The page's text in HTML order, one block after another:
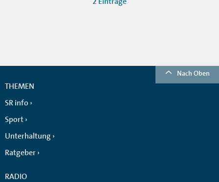
Nach Oben
THEMEN
SR info
Sport
Unterhaltung
Ratgeber
RADIO